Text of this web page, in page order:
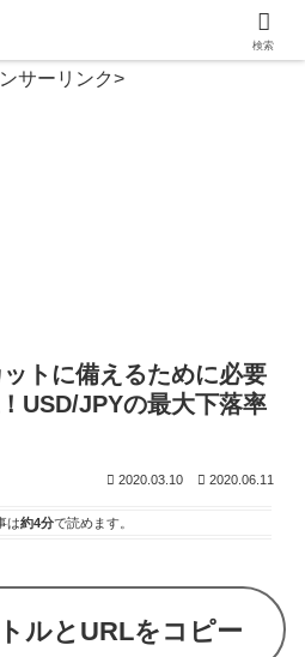
サーリンク>
トに備えるために必要
USD/JPYの最大下落率
2020.03.10 2020.06.11
は約4分で読めます。
ルとURLをコピー
検索